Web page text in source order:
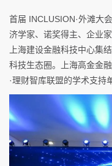
首届 INCLUSION·外滩大
济学家、诺奖得主、企业
上海建设金融科技中心集
科技生态圈。上海高金金
·理财智库联盟的学术支持